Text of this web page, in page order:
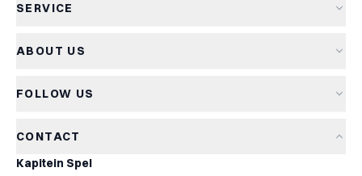
New arrivals
Kids games
SERVICE
Returns
ABOUT US
The Captain's Game
Game rules
FOLLOW US
CONTACT
Kapitein Spel